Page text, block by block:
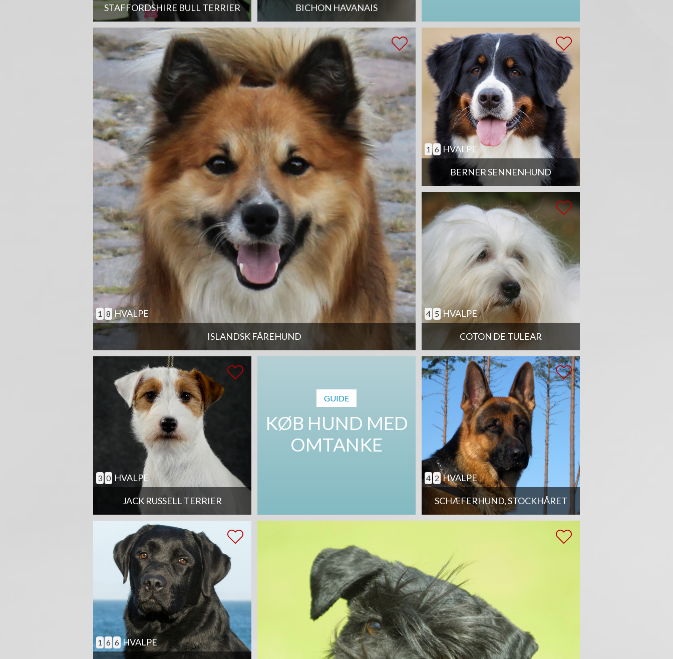
STAFFORDSHIRE BULL TERRIER BICHON HAVANAIS
ISLANDSK FÅREHUND
1 8 HVALPE
BERNER SENNENHUND
1 6 HVALPE
COTON DE TULEAR
4 5 HVALPE
JACK RUSSELL TERRIER
3 0 HVALPE
GUIDE
KØB HUND MED
OMTANKE
SCHÆFERHUND, STOCKHÅRET
4 2 HVALPE
1 6 6 HVALPE